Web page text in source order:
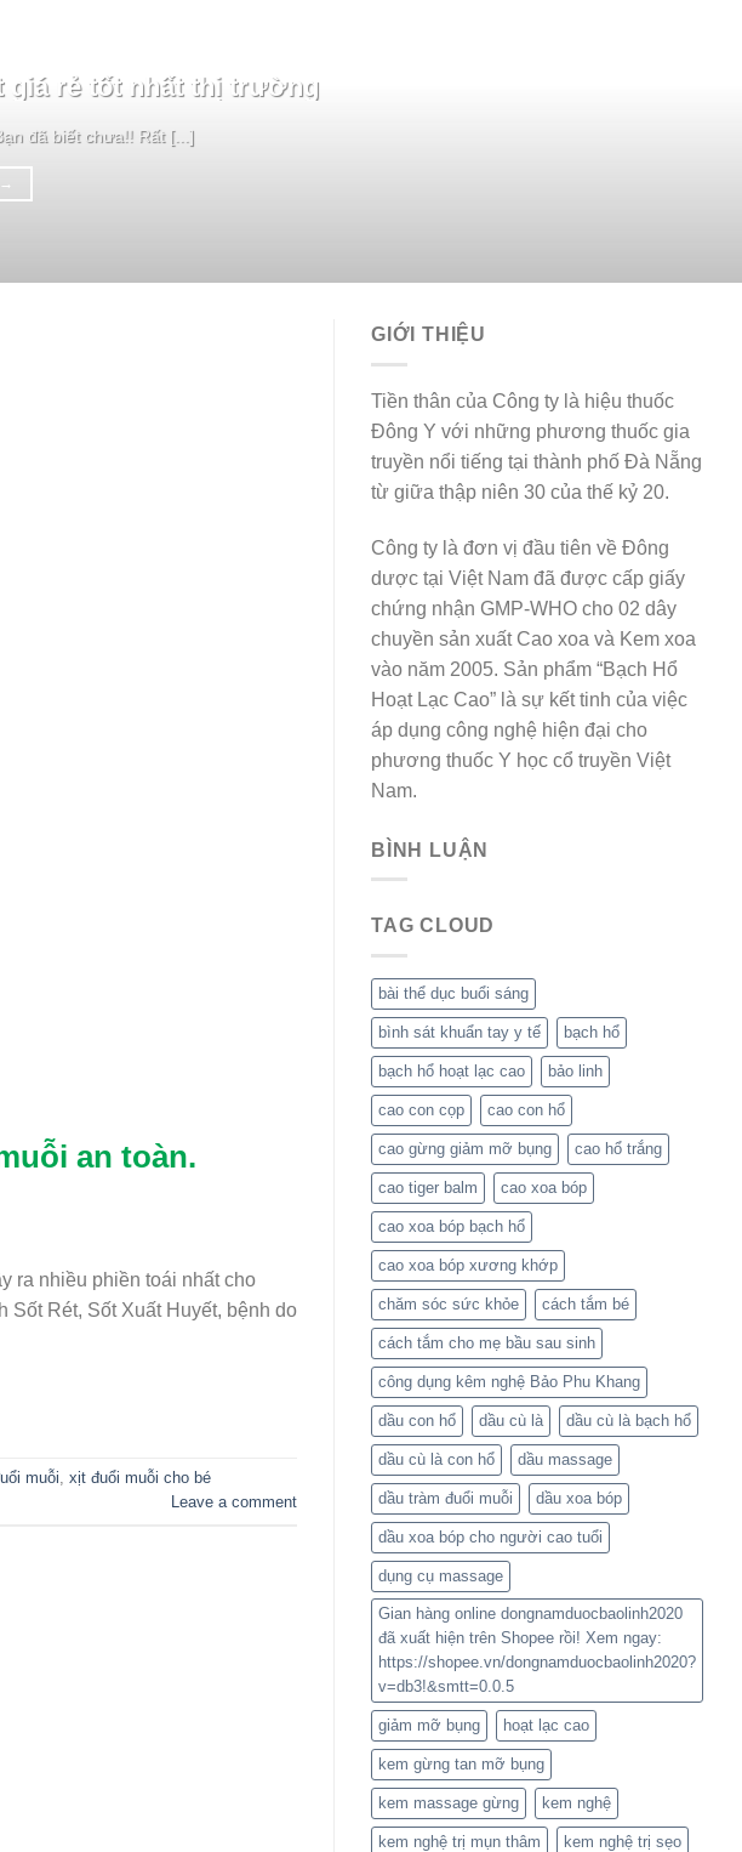
giá rẻ tốt nhất thị trường
đã biết chưa!! Rất [...]
→
an toàn.
ra nhiều phiền toái nhất cho
Sốt Rét, Sốt Xuất Huyết, bệnh do
muỗi, xịt đuổi muỗi cho bé
Leave a comment
GIỚI THIỆU
Tiền thân của Công ty là hiệu thuốc
Đông Y với những phương thuốc gia
truyền nổi tiếng tại thành phố Đà Nẵng
từ giữa thập niên 30 của thế kỷ 20.
Công ty là đơn vị đầu tiên về Đông
dược tại Việt Nam đã được cấp giấy
chứng nhận GMP-WHO cho 02 dây
chuyền sản xuất Cao xoa và Kem xoa
vào năm 2005. Sản phẩm “Bạch Hổ
Hoạt Lạc Cao” là sự kết tinh của việc
áp dụng công nghệ hiện đại cho
phương thuốc Y học cổ truyền Việt
Nam.
BÌNH LUẬN
TAG CLOUD
bài thể dục buổi sáng
bình sát khuẩn tay y tế bạch hổ
bạch hổ hoạt lạc cao bảo linh
cao con cọp cao con hổ
cao gừng giảm mỡ bụng cao hổ trắng
cao tiger balm cao xoa bóp
cao xoa bóp bạch hổ
cao xoa bóp xương khớp
chăm sóc sức khỏe cách tắm bé
cách tắm cho mẹ bầu sau sinh
công dụng kêm nghệ Bảo Phu Khang
dầu con hổ dầu cù là dầu cù là bạch hổ
dầu cù là con hổ dầu massage
dầu tràm đuổi muỗi dầu xoa bóp
dầu xoa bóp cho người cao tuổi
dụng cụ massage
Gian hàng online dongnamduocbaolinh2020
đã xuất hiện trên Shopee rồi! Xem ngay:
https://shopee.vn/dongnamduocbaolinh2020?
v=db3!&smtt=0.0.5
giảm mỡ bụng hoạt lạc cao
kem gừng tan mỡ bụng
kem massage gừng kem nghệ
kem nghệ trị mụn thâm kem nghệ trị sẹo